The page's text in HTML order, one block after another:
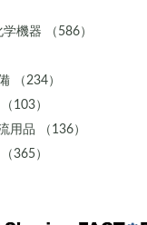
機器 （586）
（234）
103）
用品 （136）
365）